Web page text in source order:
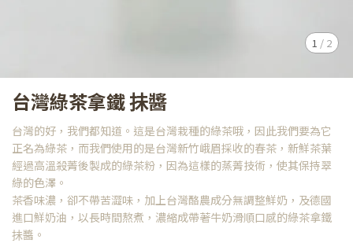
1 / 2
台灣綠茶拿鐵 抺醬
台灣的好，我們都知道。這是台灣栽種的綠茶哦，因此我們要為它
正名為綠茶，而我們使用的是台灣新竹峨眉採收的春茶，新鮮茶葉
經過高溫殺菁後製成的綠茶粉，因為這樣的蒸菁技術，使其保持翠
綠的色澤。
茶香味濃，卻不帶苦澀味，加上台灣酪農成分無調整鮮奶，及德國
進口鮮奶油，以長時間熬煮，濃縮成帶著牛奶滑順口感的綠茶拿鐵
抺醬。